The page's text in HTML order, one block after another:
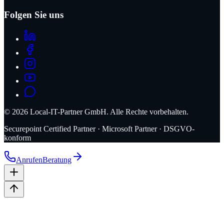
Folgen Sie uns
© 2026 Local-IT-Partner GmbH. Alle Rechte vorbehalten.
Securepoint Certified Partner · Microsoft Partner · DSGVO-
konform
AnrufenBeratung